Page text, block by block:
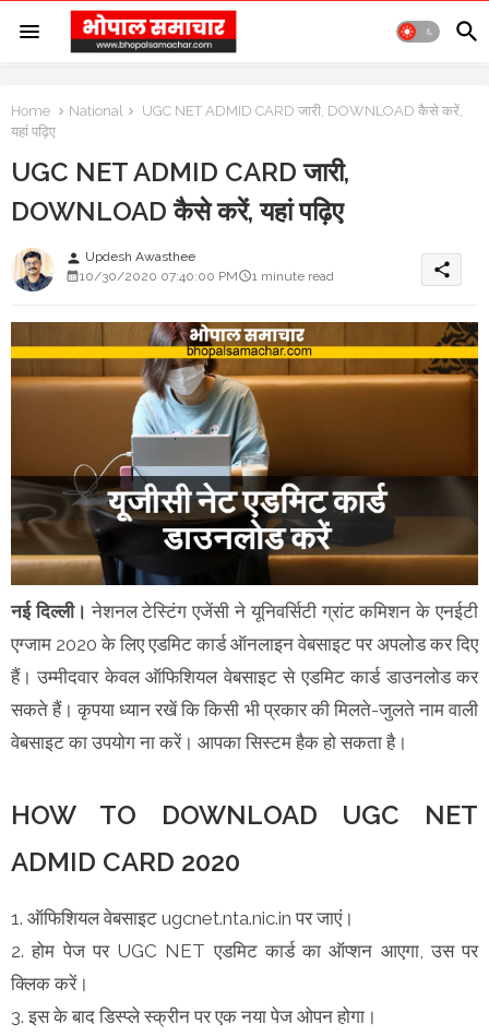
Home National
UGC NET ADMID CARD जारी, DOWNLOAD कैसे करें,
यहां पढ़िए
UGC NET ADMID CARD जारी,
DOWNLOAD कैसे करें, यहां पढ़िए
person Updesh Awasthee
10/30/2020 07:40:00 PM
1 minute read share
नई दिल्ली।नेशनल टेस्टिंग एजेंसी ने यूनिवर्सिटी ग्रांट कमिशन के एनईटी
एग्जाम 2020 के लिए एडमिट कार्ड ऑनलाइन वेबसाइट पर अपलोड कर दिए
हैं। उम्मीदवार केवल ऑफिशियल वेबसाइट से एडमिट कार्ड डाउनलोड कर
सकते हैं। कृपया ध्यान रखें कि किसी भी प्रकार की मिलते-जुलते नाम वाली
वेबसाइट का उपयोग ना करें। आपका सिस्टम हैक हो सकता है।
HOW TO DOWNLOAD UGC NET
ADMID CARD 2020
1. ऑफिशियल वेबसाइट ugcnet.nta.nic.in पर जाएं।
2. होम पेज पर UGC NET एडमिट कार्ड का ऑप्शन आएगा, उस पर
क्लिक करें।
3. इस के बाद डिस्प्ले स्क्रीन पर एक नया पेज ओपन होगा।